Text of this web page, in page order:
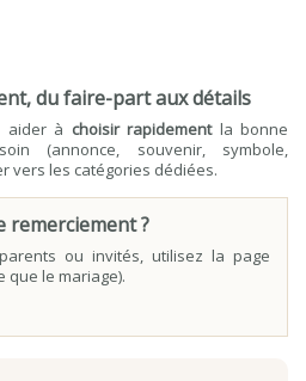
du faire-part aux détails
aider à choisir rapidementla bonne
(annonce, souvenir, symbole,
vers les catégories dédiées.
remerciement ?
ou invités, utilisez la page
que le mariage).